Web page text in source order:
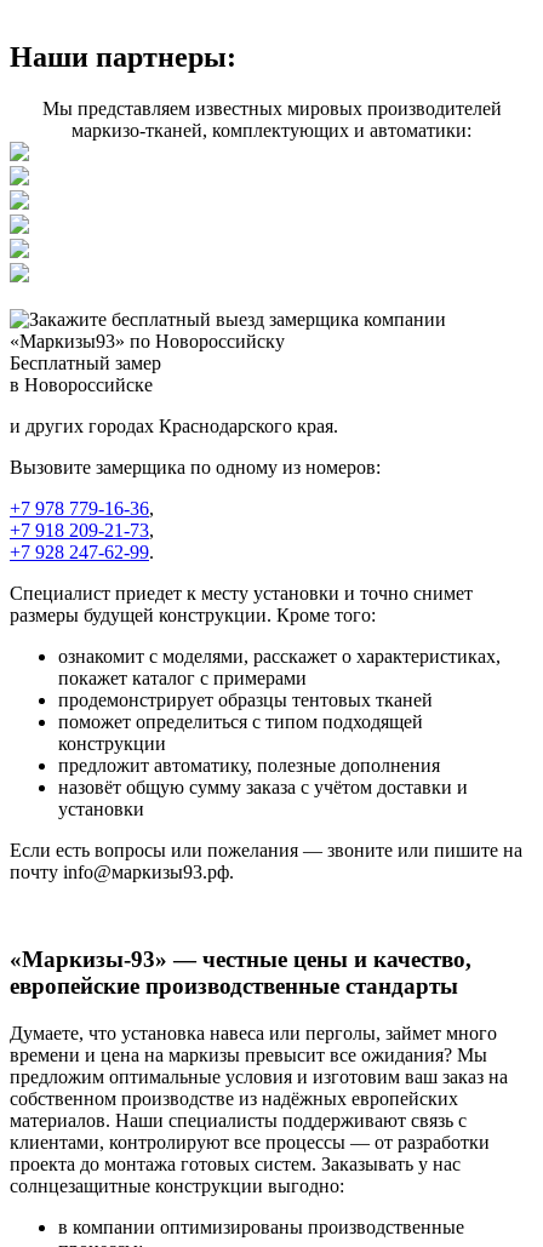
Наши партнеры:
Мы представляем известных мировых производителей
маркизо-тканей, комплектующих и автоматики:
Бесплатный замер
в Новороссийске
и других городах Краснодарского края.
Вызовите замерщика по одному из номеров:
+7 978 779-16-36,
+7 918 209-21-73,
+7 928 247-62-99.
Специалист приедет к месту установки и точно снимет
размеры будущей конструкции. Кроме того:
ознакомит с моделями, расскажет о характеристиках,
покажет каталог с примерами
продемонстрирует образцы тентовых тканей
поможет определиться с типом подходящей
конструкции
предложит автоматику, полезные дополнения
назовёт общую сумму заказа с учётом доставки и
установки
Если есть вопросы или пожелания — звоните или пишите на
почту info@маркизы93.рф.
«Маркизы-93» — честные цены и качество,
европейские производственные стандарты
Думаете, что установка навеса или перголы, займет много
времени и цена на маркизы превысит все ожидания? Мы
предложим оптимальные условия и изготовим ваш заказ на
собственном производстве из надёжных европейских
материалов. Наши специалисты поддерживают связь с
клиентами, контролируют все процессы — от разработки
проекта до монтажа готовых систем. Заказывать у нас
солнцезащитные конструкции выгодно:
в компании оптимизированы производственные